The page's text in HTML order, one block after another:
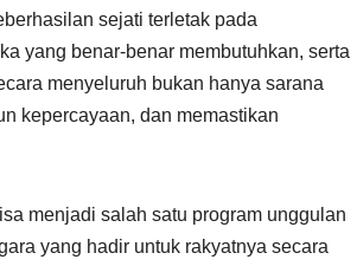
sejati terletak pada
yang benar-benar membutuhkan, serta
menyeluruh bukan hanya sarana
kepercayaan, dan memastikan
menjadi salah satu program unggulan
yang hadir untuk rakyatnya secara